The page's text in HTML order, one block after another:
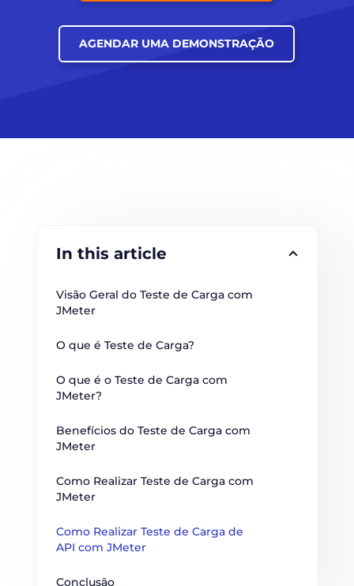
AGENDAR UMA DEMONSTRAÇÃO
In this article
Visão Geral do Teste de Carga com
JMeter
O que é Teste de Carga?
O que é o Teste de Carga com
JMeter?
Benefícios do Teste de Carga com
JMeter
Como Realizar Teste de Carga com
JMeter
Como Realizar Teste de Carga de
API com JMeter
Conclusão